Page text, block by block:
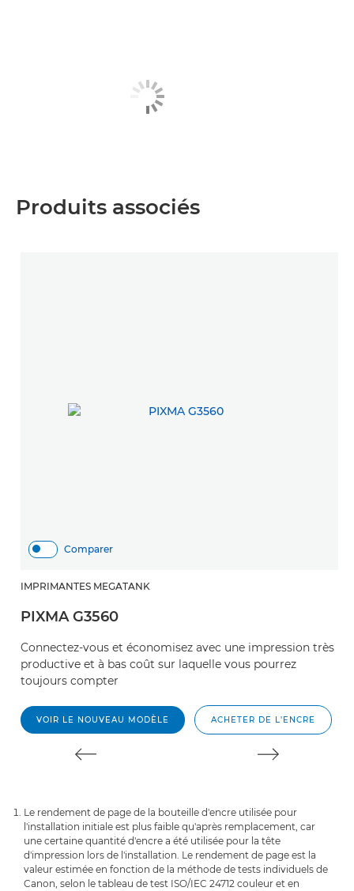
Produits associés
Comparer
IMPRIMANTES MEGATANK
PIXMA G3560
Connectez-vous et économisez avec une impression très
productive et à bas coût sur laquelle vous pourrez
toujours compter
VOIR LE NOUVEAU MODÈLE ACHETER DE L'ENCRE
Le rendement de page de la bouteille d'encre utilisée pour
l'installation initiale est plus faible qu'après remplacement, car
une certaine quantité d'encre a été utilisée pour la tête
d'impression lors de l'installation. Le rendement de page est la
valeur estimée en fonction de la méthode de tests individuels de
Canon, selon le tableau de test ISO/IEC 24712 couleur et en